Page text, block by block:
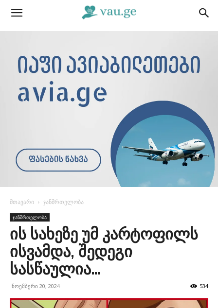
მთავარი ჯანმრთელობა
ჯანმრთელობა
ის სახეზე უმ კარტოფილს
ისვამდა, შედეგი
სასწაულია…
ნოემბერი 20, 2024 534